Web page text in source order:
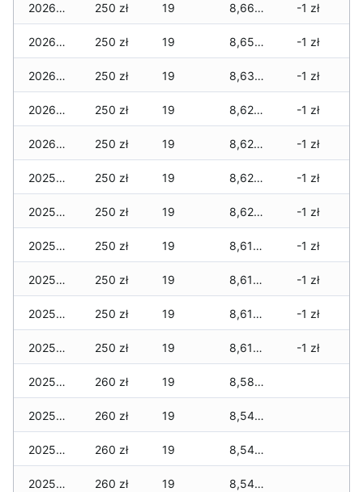
2026-01-05 250 zł 19 8,660 zł -1 zł
2026-01-04 250 zł 19 8,650 zł -1 zł
2026-01-03 250 zł 19 8,630 zł -1 zł
2026-01-02 250 zł 19 8,620 zł -1 zł
2026-01-01 250 zł 19 8,620 zł -1 zł
2025-12-31 250 zł 19 8,620 zł -1 zł
2025-12-30 250 zł 19 8,620 zł -1 zł
2025-12-29 250 zł 19 8,610 zł -1 zł
2025-12-28 250 zł 19 8,610 zł -1 zł
2025-12-27 250 zł 19 8,610 zł -1 zł
2025-12-26 250 zł 19 8,610 zł -1 zł
2025-12-25 260 zł 19 8,580 zł
2025-12-24 260 zł 19 8,540 zł
2025-12-23 260 zł 19 8,540 zł
2025-12-22 260 zł 19 8,540 zł